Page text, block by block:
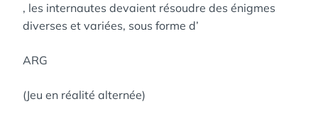
, les internautes devaient résoudre des énigmes
diverses et variées, sous forme d’
ARG
(Jeu en réalité alternée)